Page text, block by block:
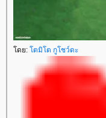
ดย: ตมิโต กูโชว์ดะ